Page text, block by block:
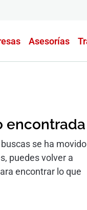
Asesorías
encontrada
se ha
puedes volver a
encontrar lo que